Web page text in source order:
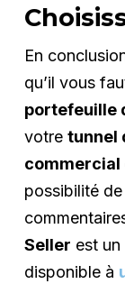
En
qu’il vous
portefeuille
votre tunnel
commercial
possibilité
Seller est
disponible à